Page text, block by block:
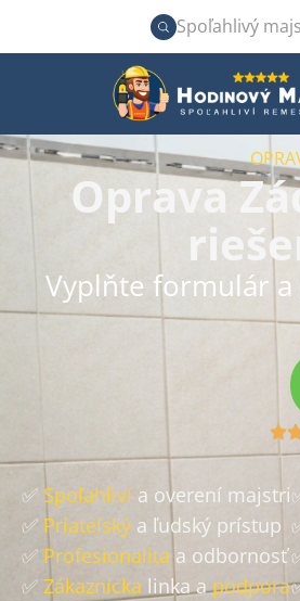
Spoľahlivý
Oprava
Vyplňte formulár
✅ Spoľahliví a overení majstri
✅ Priateľský a ľudský prístup
✅ Profesionalita a odbornosť
✅ Zákaznícka linka apodpora